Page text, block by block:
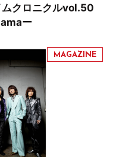
クロニクルvol.50
ー